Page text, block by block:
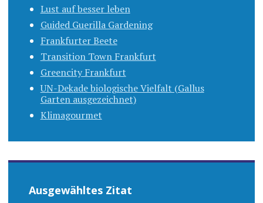
Lust auf besser leben
Guided Guerilla Gardening
Frankfurter Beete
Transition Town Frankfurt
Greencity Frankfurt
UN-Dekade biologische Vielfalt (Gallus
Garten ausgezeichnet)
Klimagourmet
Ausgewähltes Zitat